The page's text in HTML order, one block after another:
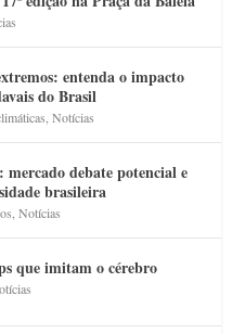
entenda o impacto
do Brasil
,Notícias
mercado debate potencial e
brasileira
,Notícias
que imitam o cérebro